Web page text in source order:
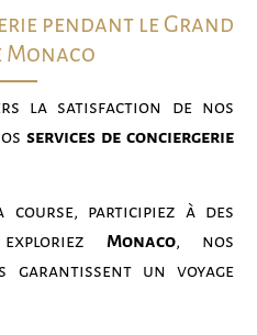
pendant le Grand
Monaco
la satisfaction de nos
services de conciergerie
participiez à des
Monaco, nos
garantissent un voyage